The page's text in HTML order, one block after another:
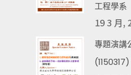
工程學系
19 3 月,
專題演講